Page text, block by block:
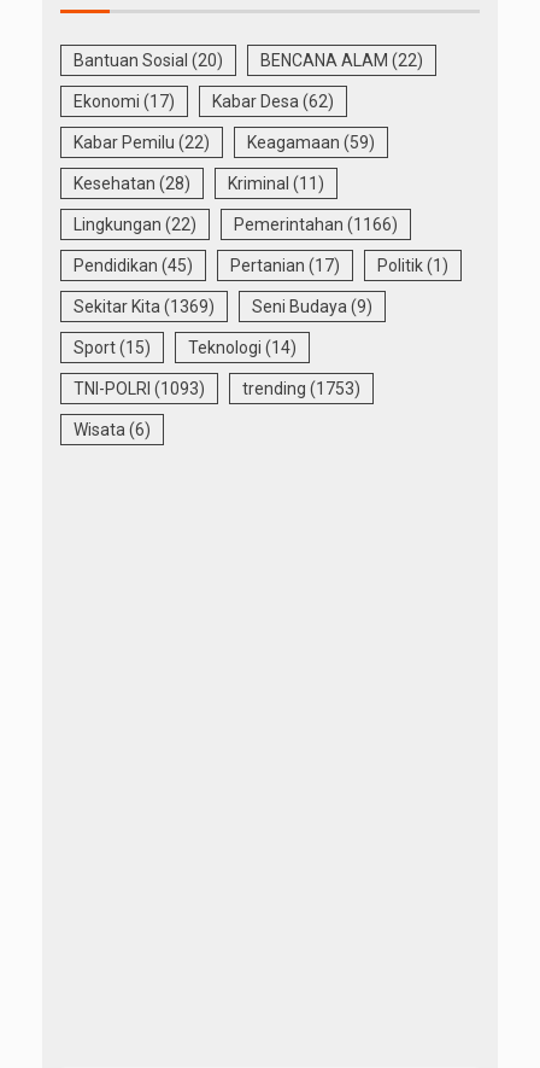
Bantuan Sosial (20) BENCANA ALAM (22)
Ekonomi (17) Kabar Desa (62)
Kabar Pemilu (22) Keagamaan (59)
Kesehatan (28) Kriminal (11)
Lingkungan (22) Pemerintahan (1166)
Pendidikan (45) Pertanian (17) Politik(1)
Sekitar Kita (1369) Seni Budaya (9)
Sport(15) Teknologi (14)
TNI-POLRI (1093) trending (1753)
Wisata (6)